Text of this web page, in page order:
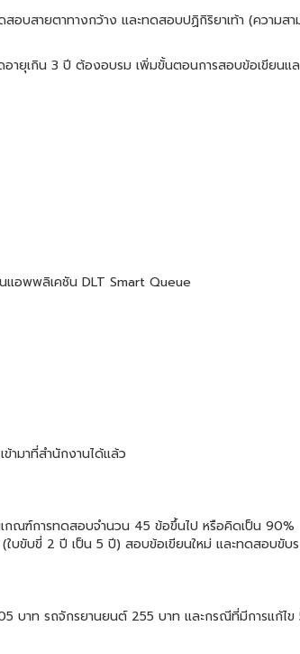
สายตาทางกว้าง และทดสอบปฏิกิริยาเท้า (ความสามา
ายุเกิน 3 ปี ต้องอบรม เพิ่มขั้นตอนการสอบข้อเขียนแ
แอพพลิเคชัน DLT Smart Queue
ามาที่สำนักงานได้แล้ว
กณฑ์การทดสอบจำนวน 45 ข้อขึ้นไป หรือคิดเป็น 90%
บขับขี่ 2 ปี เป็น 5 ปี) สอบข้อเขียนใหม่ และทดสอบขั
บาท รถจักรยานยนต์ 255 บาท และกรณีที่มีการแก้ไ